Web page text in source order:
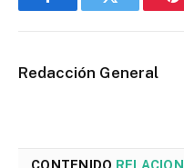
FacebookTwitter
Redacción General